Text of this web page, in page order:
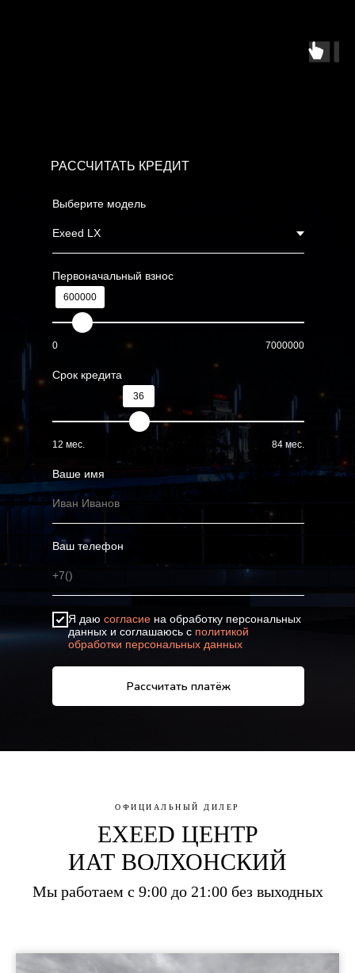
Выберите модель
Первоначальный взнос
600000
0 7000000
Срок кредита
36
12 мес. 84 мес.
Ваше имя
Ваш телефон
Я даю согласие на обработку персональных
данных и соглашаюсь с политикой
обработки персональных данных
Рассчитать платёж
РАССЧИТАТЬ КРЕДИТ
ОФИЦИАЛЬНЫЙ ДИЛЕР
EXEED ЦЕНТР
ИАТ ВОЛХОНСКИЙ
Мы работаем с 9:00 до 21:00 без выходных